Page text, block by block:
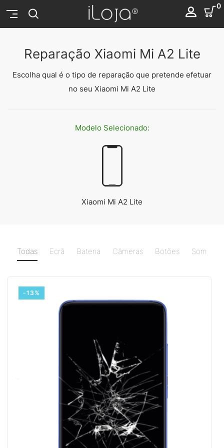
0
Reparação Xiaomi Mi A2 Lite
Escolha qual é o tipo de reparação que pretende efetuar
no seu Xiaomi Mi A2 Lite
Modelo Selecionado:
Xiaomi Mi A2 Lite
Todas Ecrã Bateria Câmeras Botões Som
-13%